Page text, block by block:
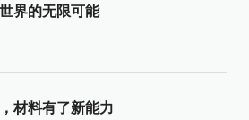
界的无限可能
材料有了新能力